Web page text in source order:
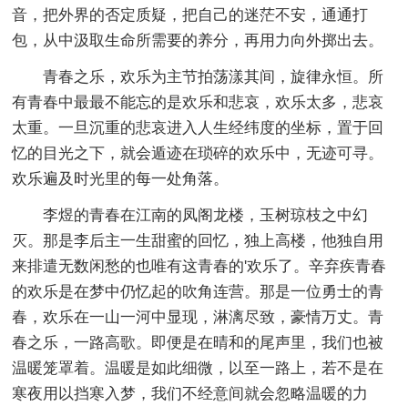
音，把外界的否定质疑，把自己的迷茫不安，通通打
包，从中汲取生命所需要的养分，再用力向外掷出去。
青春之乐，欢乐为主节拍荡漾其间，旋律永恒。所
有青春中最最不能忘的是欢乐和悲哀，欢乐太多，悲哀
太重。一旦沉重的悲哀进入人生经纬度的坐标，置于回
忆的目光之下，就会遁迹在琐碎的欢乐中，无迹可寻。
欢乐遍及时光里的每一处角落。
李煜的青春在江南的凤阁龙楼，玉树琼枝之中幻
灭。那是李后主一生甜蜜的回忆，独上高楼，他独自用
来排遣无数闲愁的也唯有这青春的'欢乐了。辛弃疾青春
的欢乐是在梦中仍忆起的吹角连营。那是一位勇士的青
春，欢乐在一山一河中显现，淋漓尽致，豪情万丈。青
春之乐，一路高歌。即便是在晴和的尾声里，我们也被
温暖笼罩着。温暖是如此细微，以至一路上，若不是在
寒夜用以挡寒入梦，我们不经意间就会忽略温暖的力